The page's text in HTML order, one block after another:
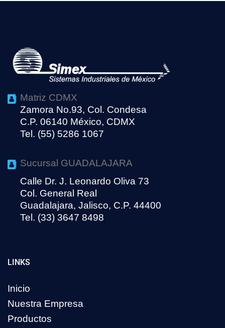
Matriz CDMX
Zamora No.93, Col. Condesa
C.P. 06140 México, CDMX
Tel. (55) 5286 1067
Sucursal GUADALAJARA
Calle Dr. J. Leonardo Oliva 73
Col. General Real
Guadalajara, Jalisco, C.P. 44400
Tel. (33) 3647 8498
LINKS
Inicio
Nuestra Empresa
Productos